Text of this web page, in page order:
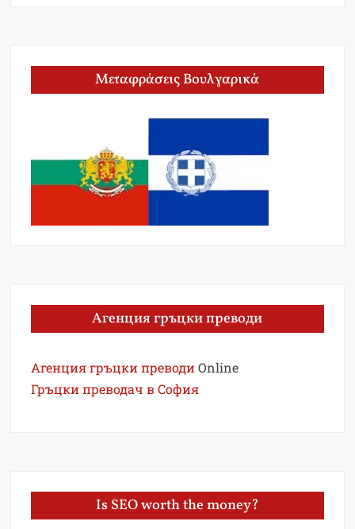
Μεταφράσεις Βουλγαρικά
Агенция гръцки преводи
Агенция гръцки преводи Online
Гръцки преводач в София
Is SEO worth the money?